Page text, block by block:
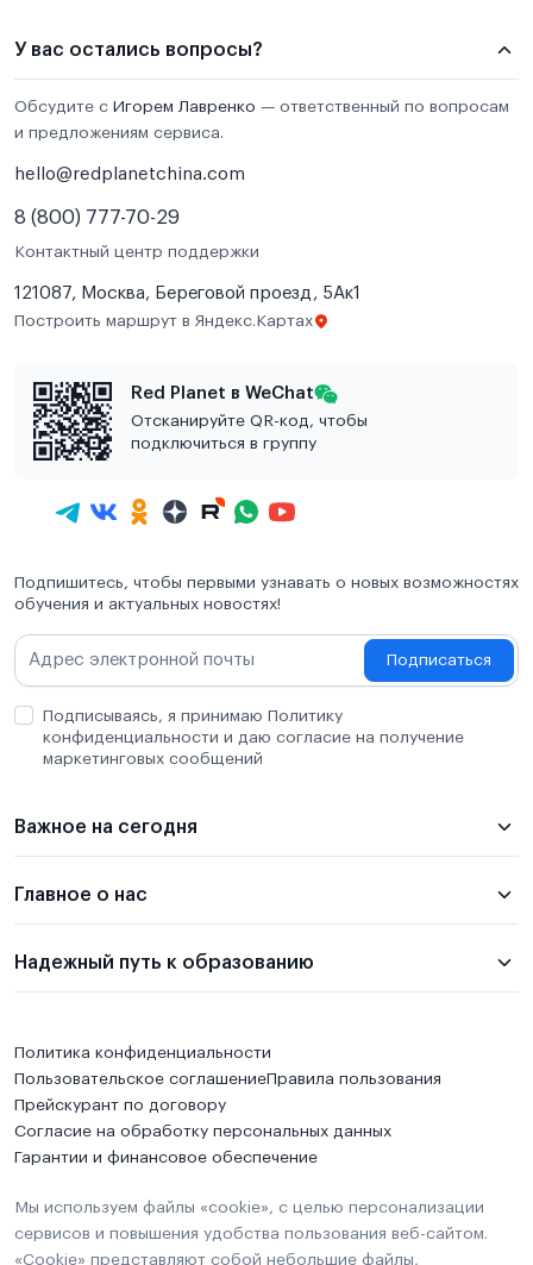
У вас остались вопросы?
Обсудите с Игорем Лавренко — ответственный по вопросам
и предложениям сервиса.
hello@redplanetchina.com
8 (800) 777-70-29
Контактный центр поддержки
121087, Москва, Береговой проезд, 5Ак1
Построить маршрут в Яндекс.Картах
Red Planet в WeChat
Отсканируйте QR-код, чтобы
подключиться в группу
Подпишитесь, чтобы первыми узнавать о новых возможностях
обучения и актуальных новостях!
Подписаться
Подписываясь, я принимаю Политику
конфиденциальности и даю согласие на получение
маркетинговых сообщений
Важное на сегодня
Главное о нас
Надежный путь к образованию
Политика конфиденциальности
Пользовательское соглашениеПравила пользования
Прейскурант по договору
Согласие на обработку персональных данных
Гарантии и финансовое обеспечение
Мы используем файлы «cookie», с целью персонализации
сервисов и повышения удобства пользования веб-сайтом.
«Cookie» представляют собой небольшие файлы,